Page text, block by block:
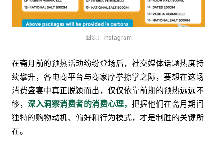
图源：Instagram
在斋月前的预热活动纷纷登场后，社交媒体话题热度持
续攀升，各电商平台与商家摩拳擦掌之际，要想在这场
消费盛宴中真正脱颖而出，仅仅依靠前期的预热远远不
够，深入洞察消费者的消费心理，把握他们在斋月期间
独特的购物动机、偏好和行为模式，才是制胜的关键所
在。